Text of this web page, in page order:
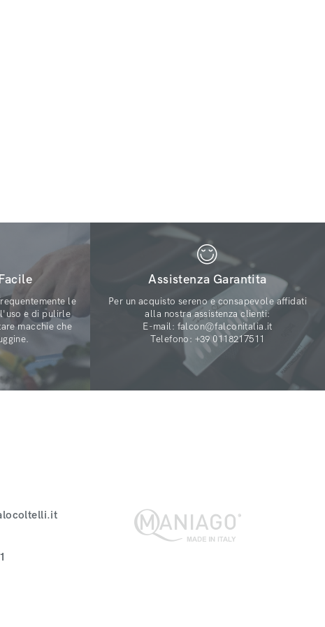
le
e di pulirle
macchie che
Assistenza Garantita
Per un acquisto sereno e consapevole affidati
alla nostra assistenza clienti:
E-mail: falcon@falconitalia.it
Telefono: +39 0118217511